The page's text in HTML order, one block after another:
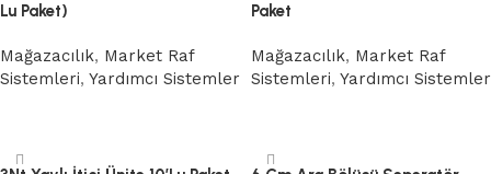
Lu Paket)
Mağazacılık, Market Raf
Sistemleri, Yardımcı Sistemler
Paket
Mağazacılık, Market Raf
Sistemleri, Yardımcı Sistemler